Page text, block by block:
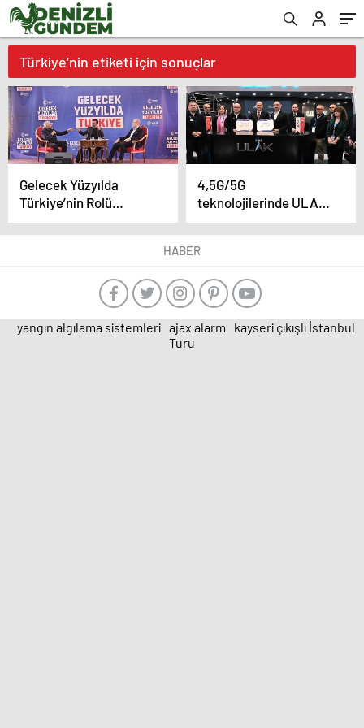
Türkiye’nin etiketi için sonuçlar
Gelecek Yüzyılda
Türkiye’nin Rolü
Gölcük’te Anlatıldı
4,5G/5G
teknolojilerinde ULAK
Haberleşme ve Türk
Telekom’dan güçlü iş
birliği
HABER
yangın algılama sistemleri ajax alarm
kayseri çıkışlı İstanbul
Turu